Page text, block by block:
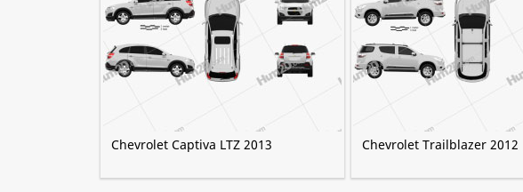
Chevrolet Captiva LTZ 2013 Chevrolet Trailblazer 2012